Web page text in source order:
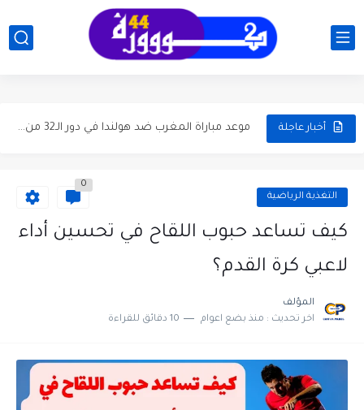
أخبار عاجلة موعد مباراة المغرب ضد هولندا في دور الـ32 من كأس...
موعد مباراة الجزائر والأرجنتين في كأس العالم 2026 والقنوات الناقلة
مباراة المغرب والبرازيل في كأس العالم 2026: الموعد، المعلقون، تصريحات...
التغذية الرياضية
0
كيف تساعد حبوب اللقاح في تحسين أداء
لاعبي كرة القدم؟
المؤلف
اخر تحديث : منذ بضع اعوام 10 دقائق للقراءة